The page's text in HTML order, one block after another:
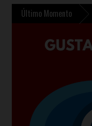
Último Momento
de 510 mdp »Sheinbaum